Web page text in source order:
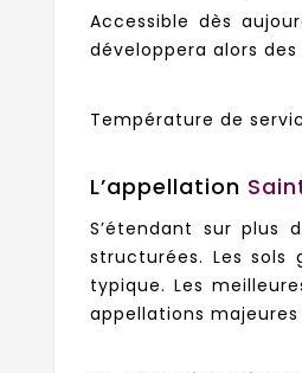
Accessible dès
développera alors
Température de
L’appellation
S’étendant sur plus
structurées. Les
typique. Les
appellations majeures